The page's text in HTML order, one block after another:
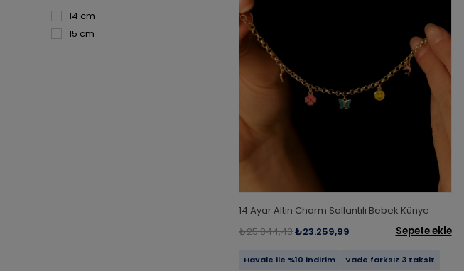
14 cm
15 cm
14 Ayar Altın Charm Sallantılı Bebek Künye
₺25.844,43₺23.259,99 Sepete ekle
Havale ile %10 indirim Vade farksız 3 taksit